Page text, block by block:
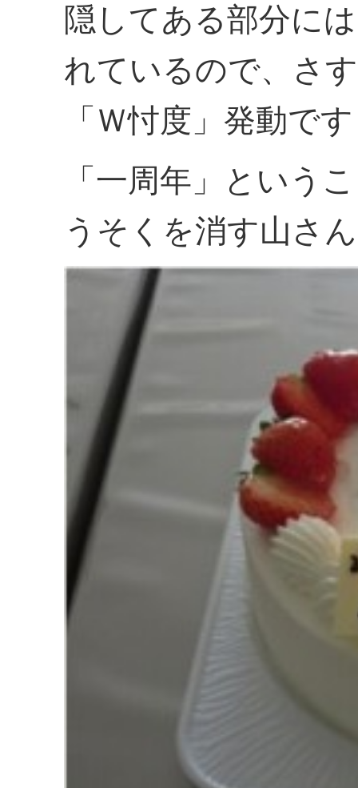
隠してある部分に
れているので、さ
「Ｗ忖度」発動で
「一周年」という
うそくを消す山さ